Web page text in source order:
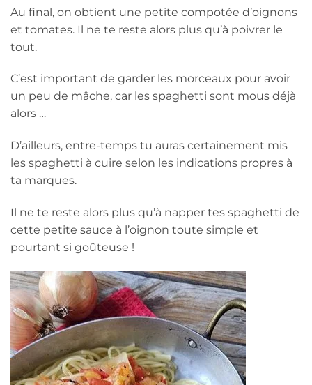
Au final, on obtient une petite compotée d’oignons
et tomates. Il ne te reste alors plus qu’à poivrer le
tout.
C’est important de garder les morceaux pour avoir
un peu de mâche, car les spaghetti sont mous déjà
alors …
D’ailleurs, entre-temps tu auras certainement mis
les spaghetti à cuire selon les indications propres à
ta marques.
Il ne te reste alors plus qu’à napper tes spaghetti de
cette petite sauce à l’oignon toute simple et
pourtant si goûteuse !